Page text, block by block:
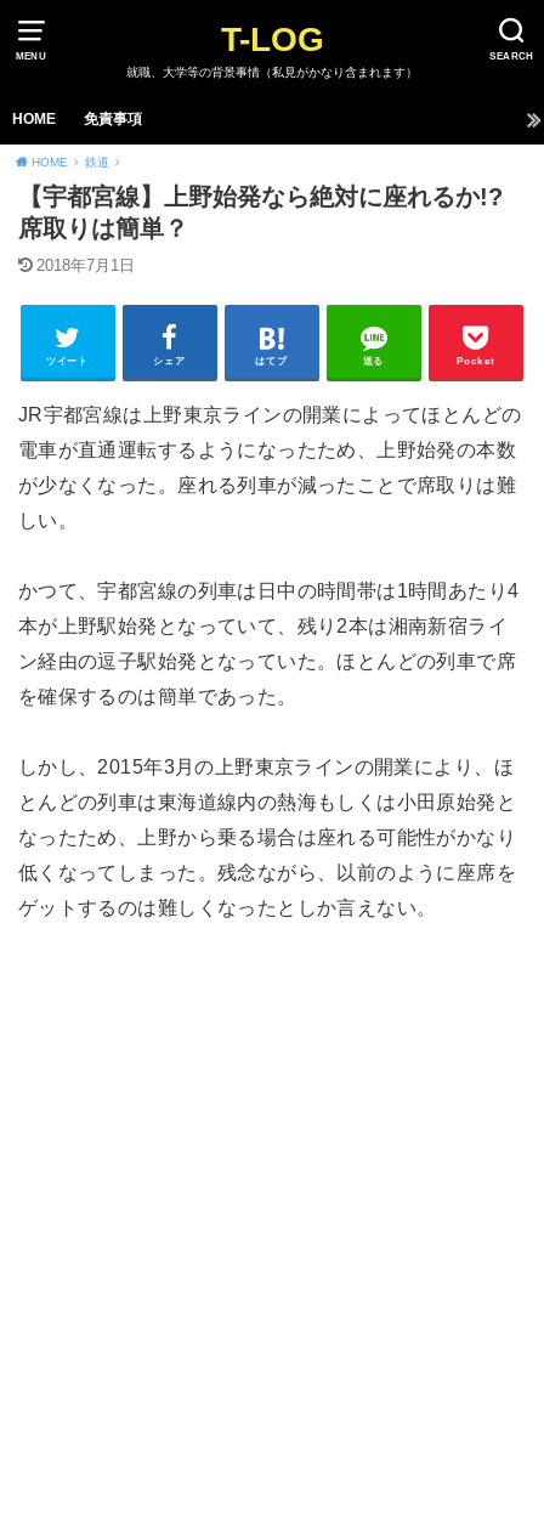
MENU SEARCH
T-LOG
就職、大学等の背景事情（私見がかなり含まれます）
HOME 免責事項
HOME 鉄道
【宇都宮線】上野始発なら絶対に座れるか!?
席取りは簡単？
2018年7月1日
ツイート シェア はてブ 送る Pocket
JR宇都宮線は上野東京ラインの開業によってほとんどの
電車が直通運転するようになったため、上野始発の本数
が少なくなった。座れる列車が減ったことで席取りは難
しい。
かつて、宇都宮線の列車は日中の時間帯は1時間あたり4
本が上野駅始発となっていて、残り2本は湘南新宿ライ
ン経由の逗子駅始発となっていた。ほとんどの列車で席
を確保するのは簡単であった。
しかし、2015年3月の上野東京ラインの開業により、ほ
とんどの列車は東海道線内の熱海もしくは小田原始発と
なったため、上野から乗る場合は座れる可能性がかなり
低くなってしまった。残念ながら、以前のように座席を
ゲットするのは難しくなったとしか言えない。